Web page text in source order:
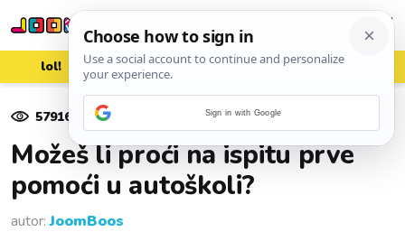
lol! aww vrh! woot?!
57916 pregleda
Možeš li proći na ispitu prve
pomoći u autoškoli?
autor:JoomBoos
Sign in with Google